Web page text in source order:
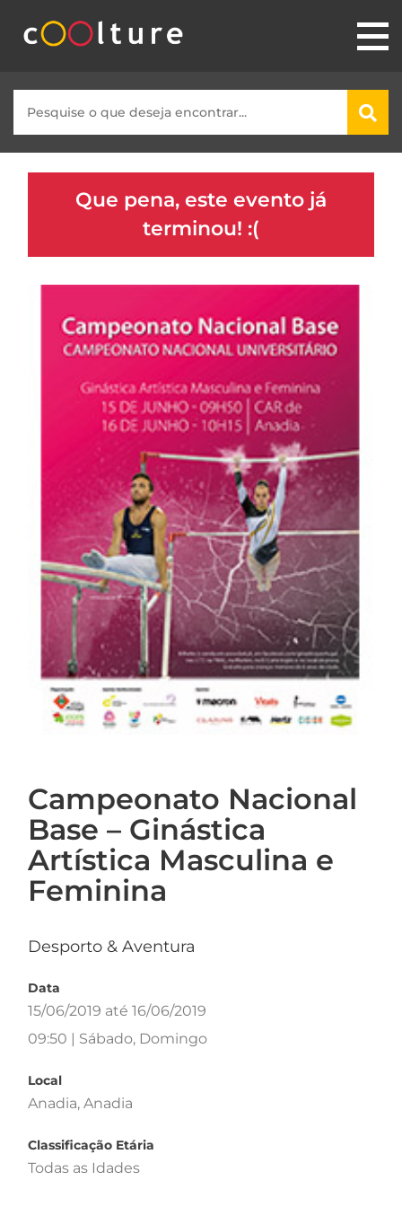
Que pena, este evento já
terminou! :(
Campeonato Nacional
Base – Ginástica
Artística Masculina e
Feminina
Desporto & Aventura
Data
15/06/2019 até 16/06/2019
09:50 | Sábado, Domingo
Local
Anadia, Anadia
Classificação Etária
Todas as Idades